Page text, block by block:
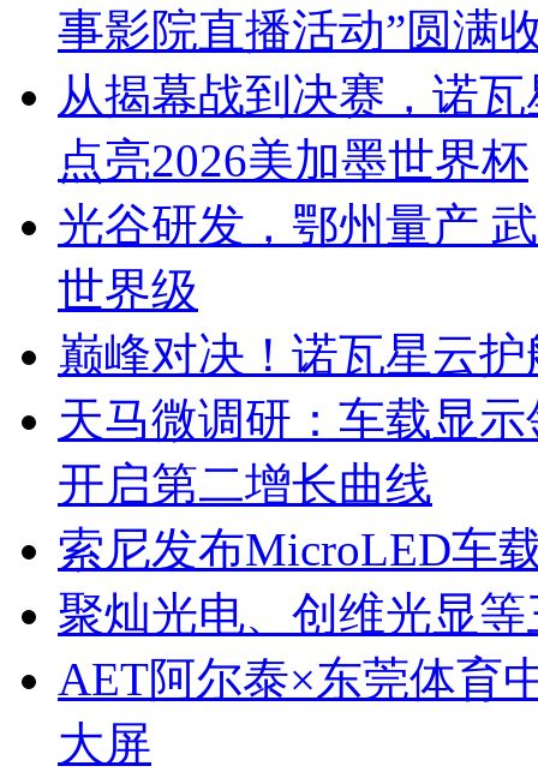
事影院直播活动”圆满
从揭幕战到决赛，诺
点亮2026美加墨世界杯
光谷研发，鄂州量产
世界级
巅峰对决！诺瓦星云
天马微调研：车载显
开启第二增长曲线
索尼发布MicroLED车
聚灿光电、创维光显
AET阿尔泰×东莞体育
大屏